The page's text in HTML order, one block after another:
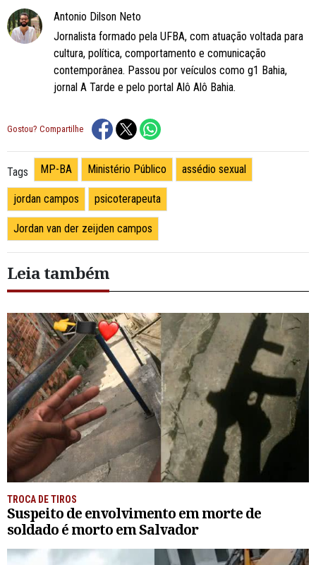
Antonio Dilson Neto
Jornalista formado pela UFBA, com atuação voltada para
cultura, política, comportamento e comunicação
contemporânea. Passou por veículos como g1 Bahia,
jornal A Tarde e pelo portal Alô Alô Bahia.
Gostou? Compartilhe
Tags MP-BA Ministério Público assédio sexual
jordan campos psicoterapeuta
Jordan van der zeijden campos
Leia também
TROCA DE TIROS
Suspeito de envolvimento em morte de
soldado é morto em Salvador